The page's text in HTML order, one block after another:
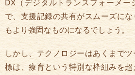
DX（デジタルトランスフォーメー
で、支援記録の共有がスムーズに
もより強固なものになるでしょう。
しかし、テクノロジーはあくまで
標は、療育という特別な枠組みを